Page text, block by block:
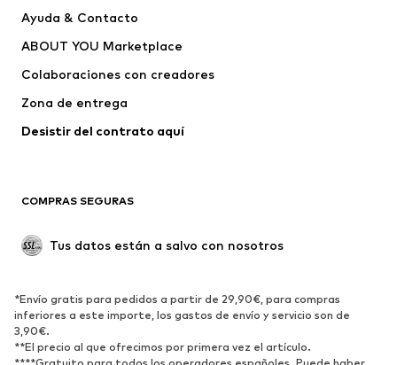
Vestidos
Camisetas y tops
Chaquetas
Jerséis y punto
Ropa interior
Abrigos
Tallas grandes
Reciclado
ZAPATOS
Nuevo
Zapatillas de deporte
Botines
Ayuda & Contacto
ABOUT YOU Marketplace
Colaboraciones con creadores
Zona de entrega
Desistir del contrato aquí
COMPRAS SEGURAS
Tus datos están a salvo con nosotros
*Envío gratis para pedidos a partir de 29,90€, para compras
inferiores a este importe, los gastos de envío y servicio son de
3,90€.
**El precio al que ofrecimos por primera vez el artículo.